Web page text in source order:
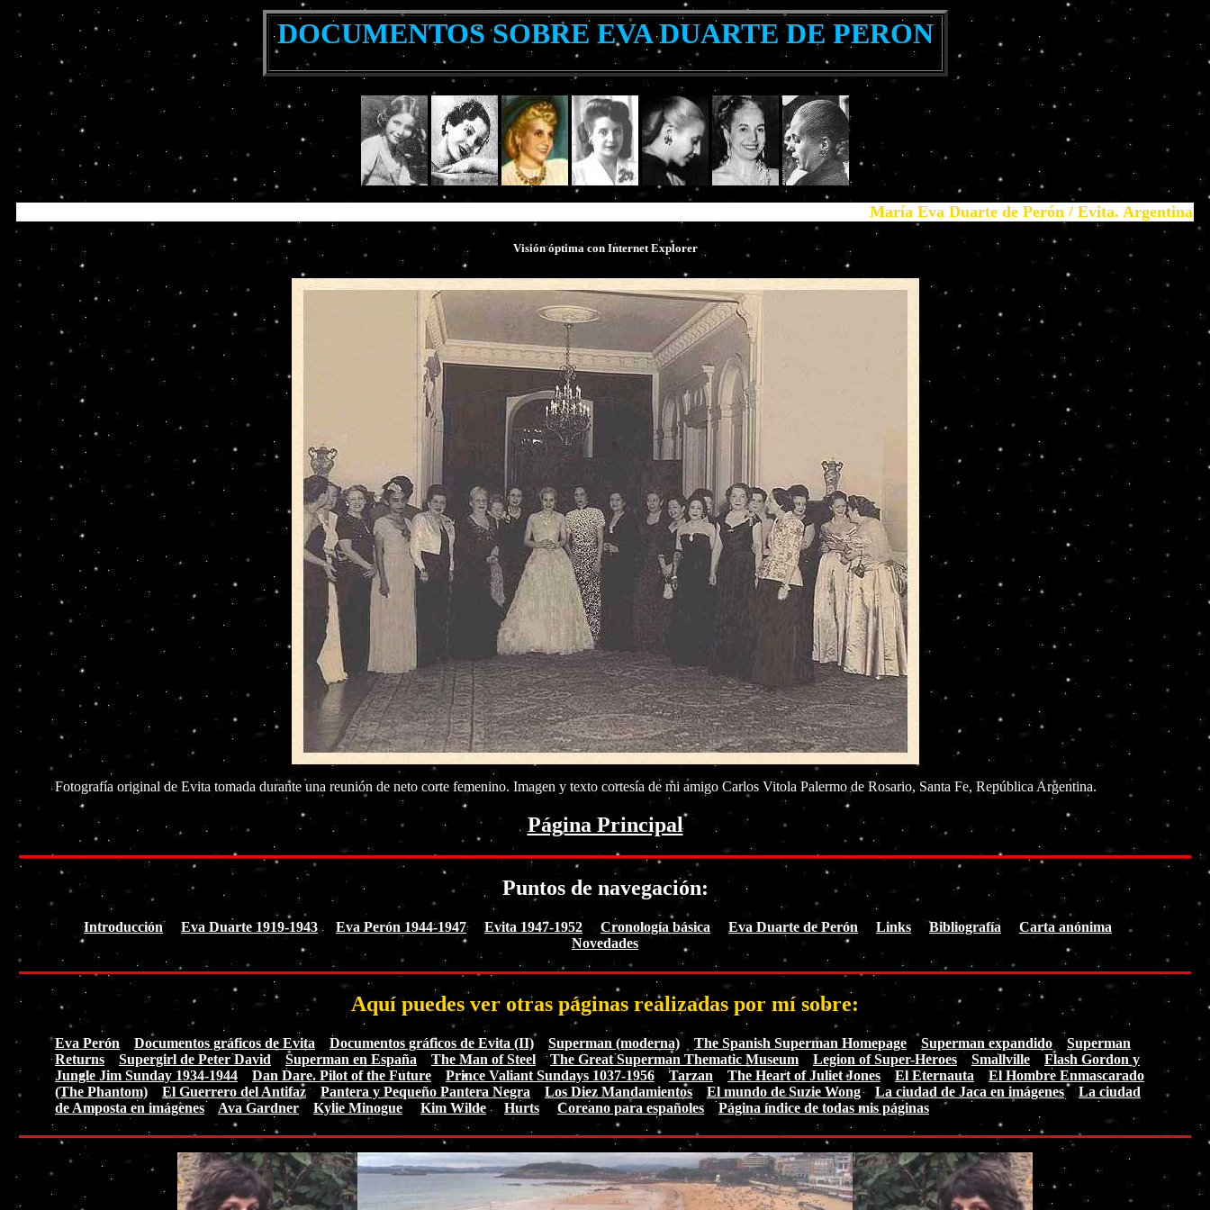
DOCUMENTOS SOBRE EVA DUARTE DE PERON
María Eva Duarte de Perón / Evita. Argentina 1919-
Visión óptima con Internet Explorer
Fotografía original de Evita tomada durante una reunión de neto corte femenino. Imagen y texto cortesía de mi amigo Carlos Vitola Palermo de Rosario, Santa Fe, República Argentina.
Página Principal
Puntos de navegación:
Introducción Eva Duarte 1919-1943 Eva Perón 1944-1947 Evita 1947-1952 Cronología básica Eva Duarte de Perón Links Bibliografía
Carta anónima
Novedades
Aquí puedes ver otras páginas realizadas por mí sobre:
Eva Perón Documentos gráficos de Evita Documentos gráficos de Evita (II) Superman (moderna) The Spanish Superman Homepage Superman expandido
Superman
Returns
Supergirl de Peter David Superman en España The Man of Steel The Great Superman Thematic Museum Legion of Super-Heroes Smallville
Flash Gordon y
Jungle Jim Sunday 1934-1944
Dan Dare. Pilot of the Future Prince Valiant Sundays 1037-1956 Tarzan The Heart of Juliet Jones El Eternauta
El Hombre Enmascarado
(The Phantom)
El Guerrero del Antifaz Pantera y Pequeño Pantera Negra Los Diez Mandamientos El mundo de Suzie Wong La ciudad de Jaca en imágenes
La ciudad
de Amposta en imágenes
Ava Gardner Kylie Minogue Kim Wilde Hurts Coreano para españoles Página índice de todas mis páginas